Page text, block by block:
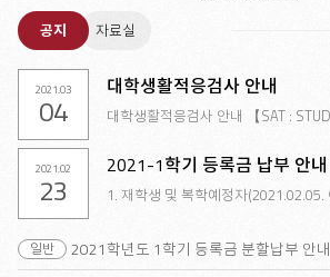
공지
2021.03
04
대학생활적응검사 안내
2021.02
23
2021-1학기 등록금 납부 안내
2021학년도 1학기 등록금 분할납부 안내
자료실